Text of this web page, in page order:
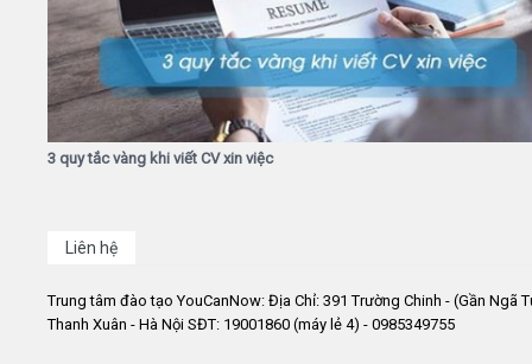
3 quy tắc vàng khi viết CV xin việc
Liên hệ
Trung tâm đào tạo YouCanNow: Địa Chỉ: 391 Trường Chinh - (Gần Ngã
Thanh Xuân - Hà Nội SĐT: 19001860 (máy lẻ 4) - 0985349755